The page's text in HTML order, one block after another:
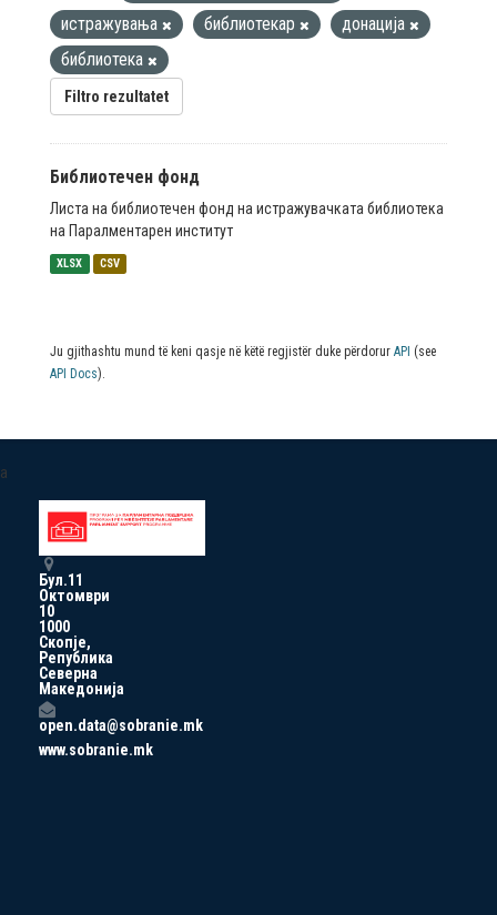
истражувања
библиотекар
донација
библиотека
Filtro rezultatet
Библиотечен фонд
Листа на библиотечен фонд на истражувачката библиотека
на Паралментарен институт
XLSX CSV
Ju gjithashtu mund të keni qasje në këtë regjistër duke përdorur API (see
API Docs).
a
Бул.11
Октомври
10
1000
Скопје,
Република
Северна
Македонија
open.data@sobranie.mk
www.sobranie.mk